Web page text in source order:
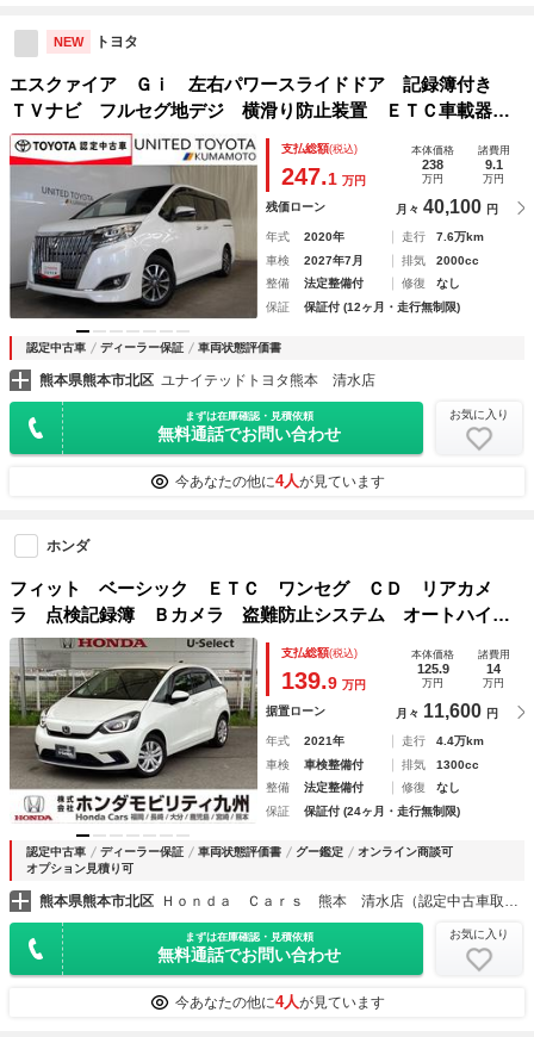
NEW トヨタ
エスクァイア Ｇｉ 左右パワースライドドア 記録簿付き
ＴＶナビ フルセグ地デジ 横滑り防止装置 ＥＴＣ車載器
パワーウィンドウ ＡＷ キーレス オートエアコン アイド
リングＳＴＯＰ ＬＥＤライト クルコン付き ＡＢＳ
支払総額(税込)
247.1 万円
本体価格
238
万円
諸費用
9.1
万円
残価ローン 月々 40,100 円
年式 2020年 走行
7.6万km
車検
2027年7月 排気
2000cc
整備
法定整備付 修復
なし
保証
保証付 (12ヶ月・走行無制限)
認定中古車 ディーラー保証 車両状態評価書
熊本県熊本市北区 ユナイテッドトヨタ熊本 清水店
まずは在庫確認・見積依頼
無料通話でお問い合わせ
お気に入り
今あなたの他に4人が見ています
ホンダ
フィット ベーシック ＥＴＣ ワンセグ ＣＤ リアカメ
ラ 点検記録簿 Ｂカメラ 盗難防止システム オートハイビ
ーム ＵＳＢ接続 オートエアコン レーンキープアシスト
オートライト アイスト カーテンエアバック ＶＳＡ
支払総額(税込)
139.9 万円
本体価格
125.9
万円
諸費用
14
万円
据置ローン 月々 11,600 円
年式 2021年 走行
4.4万km
車検
車検整備付 排気
1300cc
整備
法定整備付 修復
なし
保証
保証付 (24ヶ月・走行無制限)
認定中古車 ディーラー保証 車両状態評価書 グー鑑定
オンライン商談可
オプション見積り可
熊本県熊本市北区
まずは在庫確認・見積依頼
無料通話でお問い合わせ
お気に入り
今あなたの他に4人が見ています